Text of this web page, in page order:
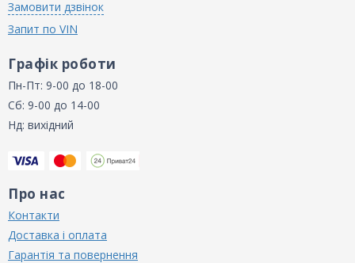
Замовити дзвінок
Запит по VIN
Графік роботи
Пн-Пт: 9-00 до 18-00
Сб: 9-00 до 14-00
Нд: вихідний
Про нас
Контакти
Доставка і оплата
Гарантія та повернення